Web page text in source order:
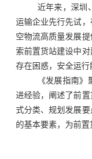
近年来，深圳
运输企业先行先试
空物流高质量发展
索前置货站建设中
存在困惑，安全运行
《发展指南
进经验，阐述了前
式分类、规划发展
的基本要素，为前置